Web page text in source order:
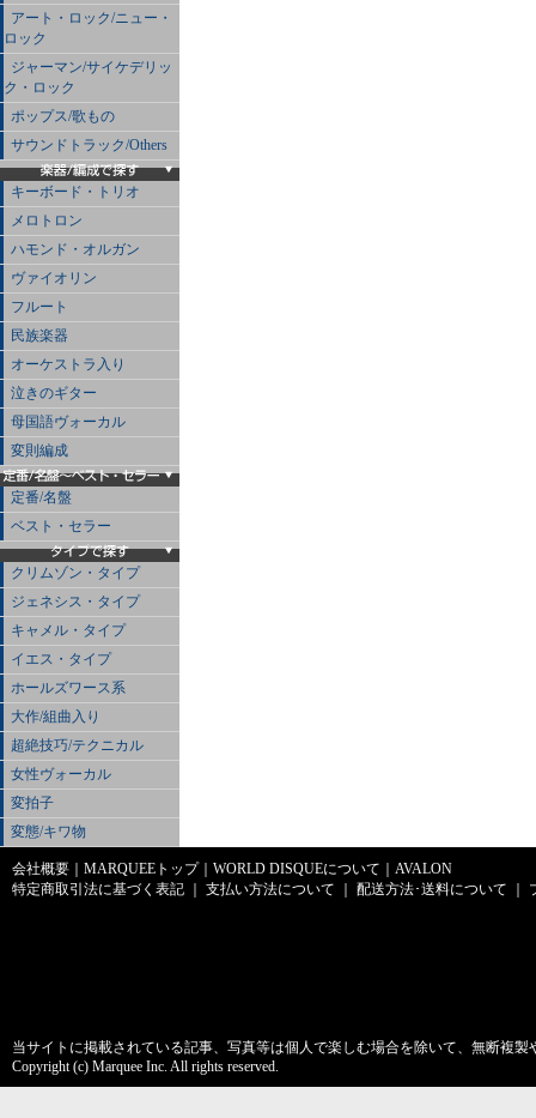
アート・ロック/ニュー・
ロック
ジャーマン/サイケデリッ
ク・ロック
ポップス/歌もの
サウンドトラック/Others
キーボード・トリオ
メロトロン
ハモンド・オルガン
ヴァイオリン
フルート
民族楽器
オーケストラ入り
泣きのギター
母国語ヴォーカル
変則編成
定番/名盤
ベスト・セラー
クリムゾン・タイプ
ジェネシス・タイプ
キャメル・タイプ
イエス・タイプ
ホールズワース系
大作/組曲入り
超絶技巧/テクニカル
女性ヴォーカル
変拍子
変態/キワ物
会社概要 MARQUEEトップ｜ WORLD DISQUEについて
AVALON
特定商取引法に基づく表記
支払い方法について 配送方法･送料について
当サイトに掲載されている記事、写真等は個人で楽しむ場合を除いて、無断複
Copyright (c) Marquee Inc. All rights reserved.